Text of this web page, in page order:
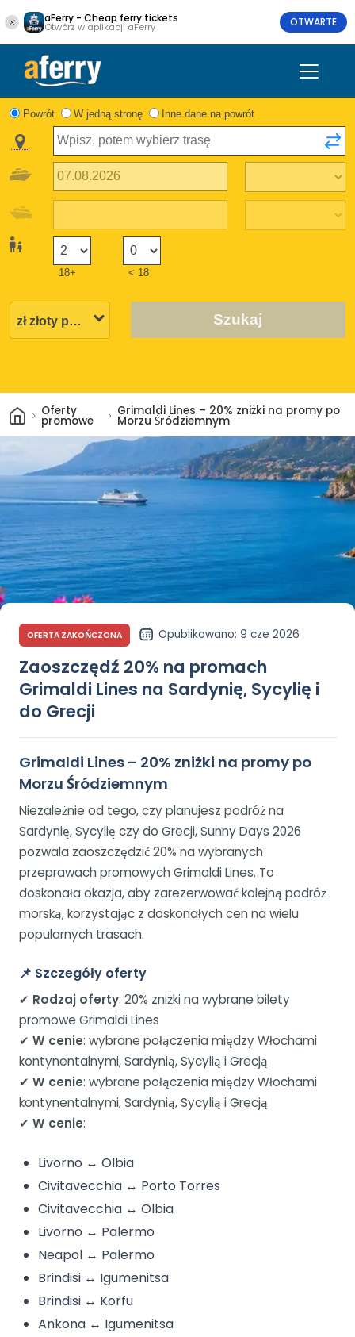
aFerry - Cheap ferry tickets
Otwórz w aplikacji aFerry OTWARTE
Powrót W jedną stronę Inne dane na powrót
18+ < 18
Szukaj
DomOferty
promowe
Grimaldi Lines – 20% zniżki na promy po
Morzu Śródziemnym
OFERTA ZAKOŃCZONA Opublikowano: 9 cze 2026
Zaoszczędź 20% na promach
Grimaldi Lines na Sardynię, Sycylię i
do Grecji
Grimaldi Lines – 20% zniżki na promy po
Morzu Śródziemnym
Niezależnie od tego, czy planujesz podróż na
Sardynię, Sycylię czy do Grecji, Sunny Days 2026
pozwala zaoszczędzić 20% na wybranych
przeprawach promowych Grimaldi Lines. To
doskonała okazja, aby zarezerwować kolejną podróż
morską, korzystając z doskonałych cen na wielu
popularnych trasach.
📌 Szczegóły oferty
✔ Rodzaj oferty: 20% zniżki na wybrane bilety
promowe Grimaldi Lines
✔ W cenie: wybrane połączenia między Włochami
kontynentalnymi, Sardynią, Sycylią i Grecją
✔ W cenie: wybrane połączenia między Włochami
kontynentalnymi, Sardynią, Sycylią i Grecją
✔ W cenie:
Livorno ↔ Olbia
Civitavecchia ↔ Porto Torres
Civitavecchia ↔ Olbia
Livorno ↔ Palermo
Neapol ↔ Palermo
Brindisi ↔ Igumenitsa
Brindisi ↔ Korfu
Ankona ↔ Igumenitsa